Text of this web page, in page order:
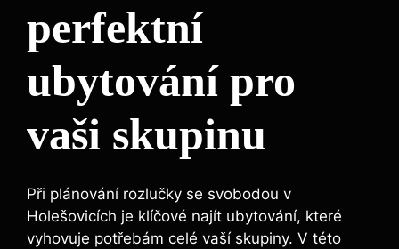
perfektní
ubytování pro
vaši skupinu
Při plánování rozlučky se svobodou v
Holešovicích je klíčové najít ubytování, které
vyhovuje potřebám celé vaší skupiny. V této